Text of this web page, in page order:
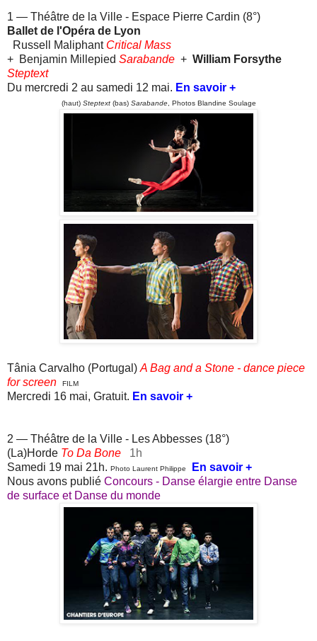
1 — Théâtre de la Ville - Espace Pierre Cardin (8°)
Ballet de l'Opéra de Lyon
Russell Maliphant Critical Mass
+ Benjamin Millepied Sarabande + William Forsythe
Steptext
Du mercredi 2 au samedi 12 mai. En savoir +
(haut) Steptext(bas)Sarabande, Photos Blandine Soulage
Tânia Carvalho (Portugal) A Bag and a Stone - dance piece
for screen
FILM
Mercredi 16 mai, Gratuit. En savoir +
2 — Théâtre de la Ville - Les Abbesses (18°)
(La)Horde To Da Bone 1h
Samedi 19 mai 21h. Photo Laurent Philippe
En savoir +
Nous avons publié Concours - Danse élargie entre Danse
de surface et Danse du monde